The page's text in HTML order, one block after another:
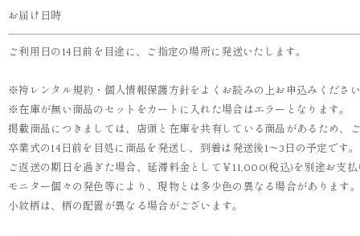
お届け日時
ご利用日の14日前を目途に、ご指定の場所に発送いたします。
※袴レンタル規約・個人情報保護方針をよくお読みの上お申込みくださ
※在庫が無い商品のセットをカートに入れた場合はエラーとなります。
掲載商品につきましては、店頭と在庫を共有している商品があるため
卒業式の14日前を目処に商品を発送し、到着は発送後1～3日の予定で
ご返送の期日を過ぎた場合、延滞料金として￥11,000(税込)を別途お支
モニター個々の発色等により、現物とは多少色の異なる場合があります。
小紋柄は、柄の配置が異なる場合がございます。